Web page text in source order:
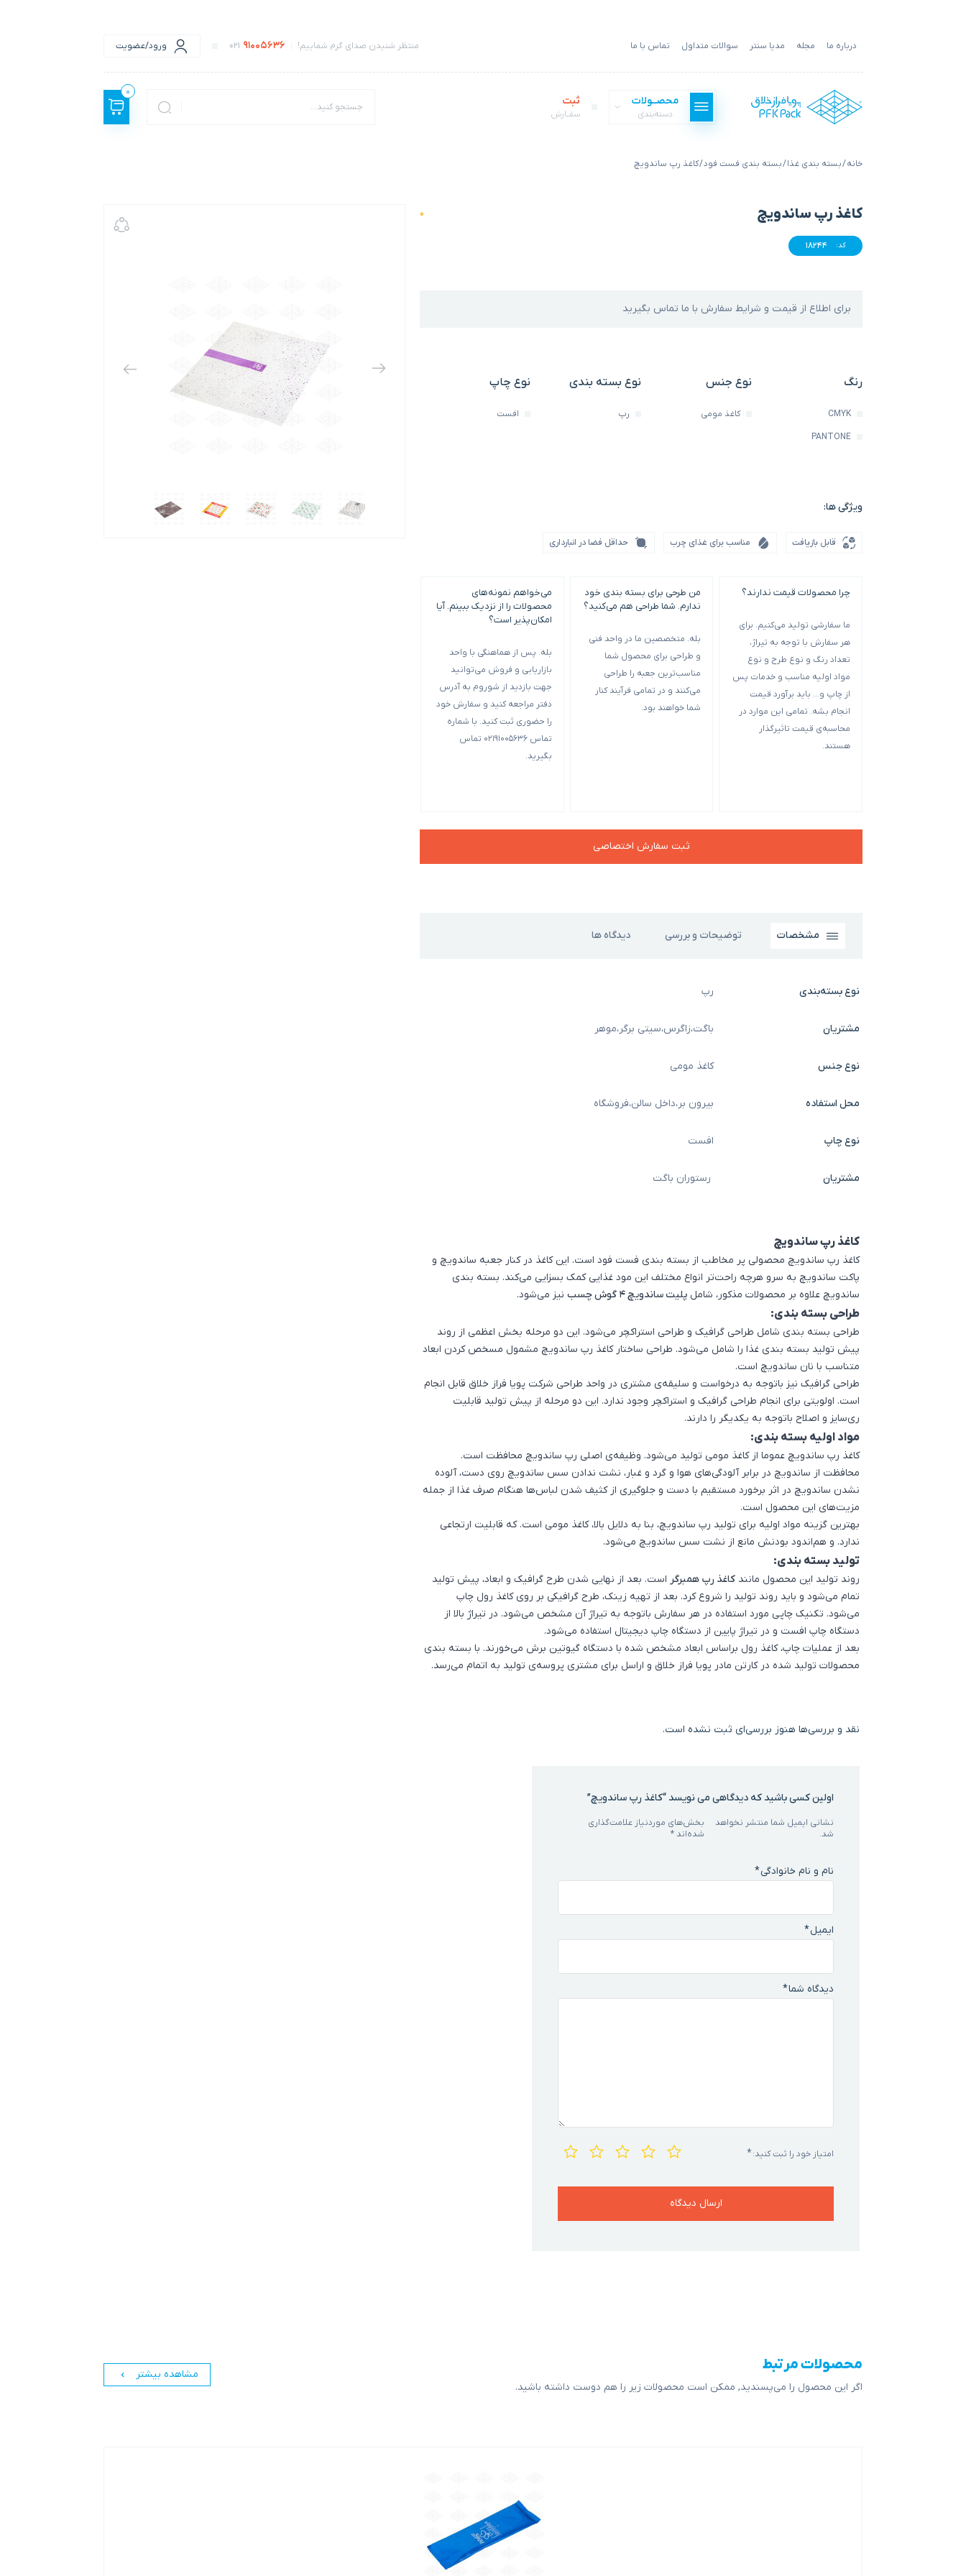
درباره ما مجله مدیا سنتر سوالات متداول تماس با ما منتظر شنیدن صدای گرم شماییم! 91005636
021 ورود/عضویت
محصــولات
دسته‌بندی
بسته بندی فست فود
بسته بندی غذا
ثبت
سفــارش
0
خانه/بسته بندی غذا/بسته بندی فست فود/ کاغذ رپ ساندویچ
کاغذ رپ ساندویچ 0
کد: 18244
برای اطلاع از قیمت و شرایط سفارش با ما تماس بگیرید
رنگ
CMYK
PANTONE
نوع جنس
کاغذ مومی
نوع بسته بندی
رپ
نوع چاپ
افست
ویژگی ها:
قابل بازیافت مناسب برای غذای چرب حداقل فضا در انبارداری
چرا محصولات قیمت ندارند؟
ما سفارشی تولید می‌کنیم. برای
هر سفارش با توجه به تیراژ،
تعداد رنگ و نوع طرح و نوع
مواد اولیه مناسب و خدمات پس
از چاپ و… باید برآورد قیمت
انجام بشه. تمامی این موارد در
محاسبه‌ی قیمت تاثیرگذار
هستند.
من طرحی برای بسته بندی خود
ندارم. شما طراحی هم می‌کنید؟
بله. متخصصین ما در واحد فنی
و طراحی برای محصول شما
مناسب‌ترین جعبه را طراحی
می‌کنند و در تمامی فرآیند کنار
شما خواهند بود.
می‌خواهم نمونه‌های
محصولات را از نزدیک ببینم. آیا
امکان‌پذیر است؟
بله. پس از هماهنگی با واحد
بازاریابی و فروش می‌توانید
جهت بازدید از شوروم به آدرس
دفتر مراجعه کنید و سفارش خود
را حضوری ثبت کنید. با شماره
تماس 02191005636 تماس
بگیرید.
ثبت سفارش اختصاصی
مشخصات توضیحات و بررسی دیدگاه ها
نوع بسته‌بندی رپ
مشتریان باگت،زاگرس،سیتی برگر،موهر
نوع جنس کاغذ مومی
محل استفاده بیرون بر،داخل سالن،فروشگاه
نوع چاپ افست
مشتریان رستوران باگت
کاغذ رپ ساندویچ
کاغذ رپ ساندویچ محصولی پر مخاطب از بسته بندی فست فود است. این کاغذ در کنار جعبه ساندویچ و
پاکت ساندویچ به سرو هرچه راحت‌تر انواع مختلف این مود غذایی کمک بسزایی می‌کند. بسته بندی
ساندویچ علاوه بر محصولات مذکور، شامل پلیت ساندویچ 4 گوش چسب نیز می‌شود.
طراحی بسته بندی:
طراحی بسته بندی شامل طراحی گرافیک و طراحی استراکچر می‌شود. این دو مرحله بخش اعظمی از روند
پیش تولید بسته بندی غذا را شامل می‌شود. طراحی ساختار کاغذ رپ ساندویچ مشمول مسخص کردن ابعاد
متناسب با نان ساندویچ است.
طراحی گرافیک نیز باتوجه به درخواست و سلیقه‌ی مشتری در واحد طراحی شرکت پویا فراز خلاق قابل انجام
است. اولویتی برای انجام طراحی گرافیک و استراکچر وجود ندارد. این دو مرحله از پیش تولید قابلیت
ری‌سایز و اصلاح باتوجه به یکدیگر را دارند.
مواد اولیه بسته بندی:
کاغذ رپ ساندویچ عموما از کاغذ مومی تولید می‌شود. وظیفه‌ی اصلی رپ ساندویچ محافظت است.
محافظت از ساندویچ در برابر آلودگی‌های هوا و گرد و غبار، نشت ندادن سس ساندویچ روی دست، آلوده
نشدن ساندویچ در اثر برخورد مستقیم با دست‌ و جلوگیری از کثیف شدن لباس‌ها هنگام صرف غذا از جمله
مزیت‌های این محصول است.
بهترین گزینه‌ مواد اولیه برای تولید رپ ساندویچ، بنا به دلایل بالا، کاغذ مومی است. که قابلیت ارتجاعی
ندارد. و هم‌اندود بودنش مانع از نشت سس ساندویچ می‌شود.
تولید بسته بندی:
روند تولید این محصول مانند کاغذ رپ همبرگر است. بعد از نهایی شدن طرح گرافیک و ابعاد، پیش تولید
تمام می‌شود و باید روند تولید را شروع کرد. بعد از تهیه زینک، طرح گرافیکی بر روی کاغذ رول چاپ
می‌شود. تکنیک چاپی مورد استفاده در هر سفارش باتوجه به تیراژ آن مشخص می‌شود. در تیراژ بالا از
دستگاه چاپ افست و در تیراژ پایین از دستگاه چاپ دیجیتال استفاده می‌شود.
بعد از عملیات چاپ، کاغذ رول براساس ابعاد مشخص شده با دستگاه گیوتین برش می‌خورند. با بسته بندی
محصولات تولید شده در کارتن مادر پویا فراز خلاق و اراسل برای مشتری پروسه‌ی تولید به اتمام می‌رسد.
نقد و بررسی‌ها هنوز بررسی‌ای ثبت نشده است.
اولین کسی باشید که دیدگاهی می نویسد “کاغذ رپ ساندویچ”
نشانی ایمیل شما منتشر نخواهد
شد.
بخش‌های موردنیاز علامت‌گذاری
شده‌اند*
امتیاز خود را ثبت کنید:*
دیدگاه شما*
نام و نام خانوادگی*
ایمیل*
اشتراک گذاری در
محصولات مرتبط
اگر این محصول را می‌پسندید, ممکن است محصولات زیر را هم دوست داشته باشید.
مشاهده بیشتر